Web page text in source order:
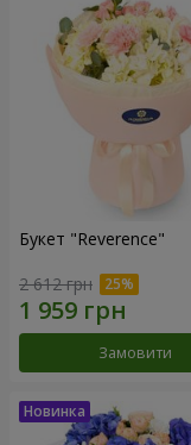
Букет "Reverence"
2 612 грн
Замовити